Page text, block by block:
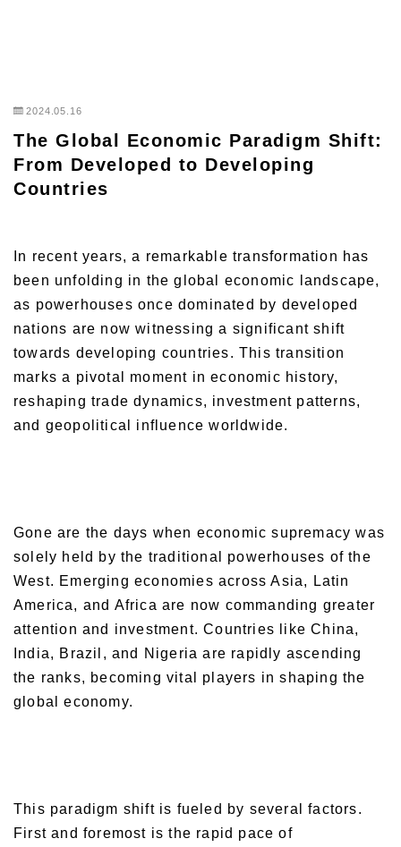
2024.05.16
The Global Economic Paradigm Shift:
From Developed to Developing
Countries
In recent years, a remarkable transformation has
been unfolding in the global economic landscape,
as powerhouses once dominated by developed
nations are now witnessing a significant shift
towards developing countries. This transition
marks a pivotal moment in economic history,
reshaping trade dynamics, investment patterns,
and geopolitical influence worldwide.
Gone are the days when economic supremacy was
solely held by the traditional powerhouses of the
West. Emerging economies across Asia, Latin
America, and Africa are now commanding greater
attention and investment. Countries like China,
India, Brazil, and Nigeria are rapidly ascending
the ranks, becoming vital players in shaping the
global economy.
This paradigm shift is fueled by several factors.
First and foremost is the rapid pace of